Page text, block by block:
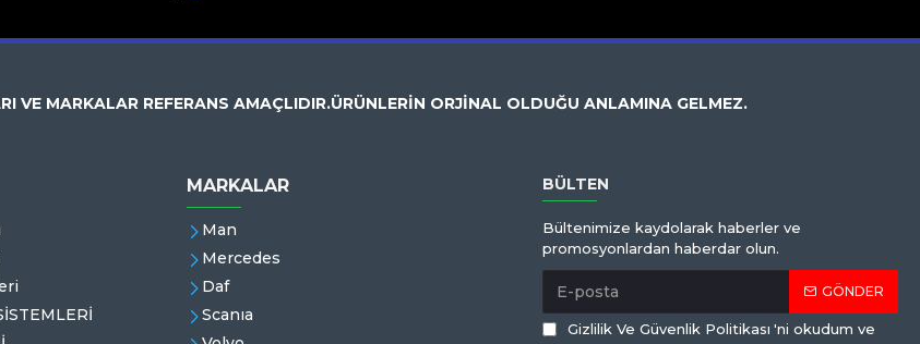
VE MARKALAR REFERANS AMAÇLIDIR.ÜRÜNLERİN ORJİNAL OLDUĞU ANLAMINA GELMEZ.
MARKALAR
Man
Mercedes
Daf
Scanıa
BÜLTEN
Bültenimize kaydolarak haberler ve
promosyonlardan haberdar olun.
GÖNDER
Gizlilik Ve Güvenlik Politikası 'ni okudum ve